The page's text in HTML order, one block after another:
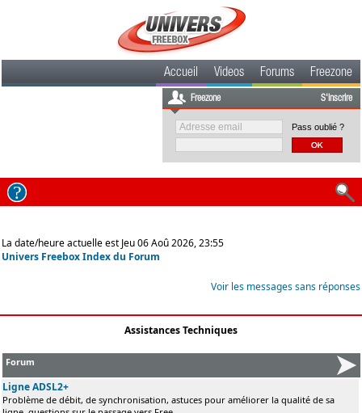
Accueil Videos Forums Freezone
Freezone S'inscrire
Pass oublié ?
La date/heure actuelle est Jeu 06 Aoû 2026, 23:55
Univers Freebox Index du Forum
Voir les messages sans réponses
Assistances Techniques
Forum
Ligne ADSL2+
Problème de débit, de synchronisation, astuces pour améliorer la qualité de sa